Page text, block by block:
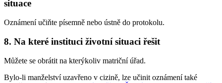
situace
Oznámení učiňte písemně nebo ústně do protokolu.
8. Na které instituci životní situaci řešit
Můžete se obrátit na kterýkoliv matriční úřad.
Bylo-li manželství uzavřeno v cizině, lze učinit oznámení také